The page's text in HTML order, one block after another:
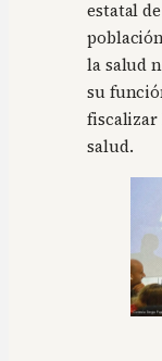
estatal
la salud
su
fiscalizar
salud.